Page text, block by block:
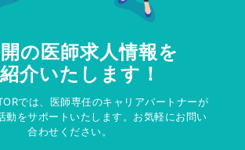
の医師求人情報を
介いたします！
では、医師専任のキャリアパートナーが
動をサポートいたします。お気軽にお問い
合わせください。